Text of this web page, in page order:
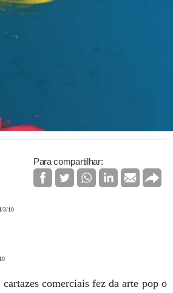
Para compartilhar:
3/10
comerciais fez da arte pop o